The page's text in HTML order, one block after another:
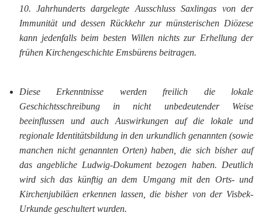
10. Jahrhunderts dargelegte AusschlussSaxlingas von der
Immunität und dessen Rückkehr zur münsterischen Diözese
kann jedenfalls beim besten Willen nichts zur Erhellung der
frühen Kirchengeschichte Emsbürens beitragen.
Diese Erkenntnisse werden freilich die lokale
Geschichtsschreibung in nicht unbedeutender Weise
beeinflussen und auch Auswirkungen auf die lokale und
regionale Identitätsbildung in den urkundlich genannten (sowie
manchen nicht genannten Orten) haben, die sich bisher auf
das angebliche Ludwig-Dokument bezogen haben. Deutlich
wird sich das künftig an dem Umgang mit den Orts- und
Kirchenjubiläen erkennen lassen, die bisher von der Visbek-
Urkunde geschultert wurden.